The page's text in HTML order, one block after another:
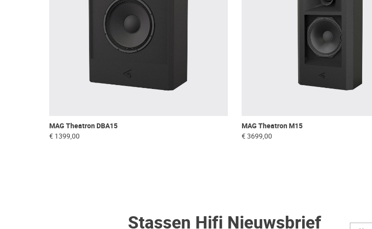
MAG Theatron DBA15
€ 1399,00
MAG Theatron M15
€ 3699,00
Stassen Hifi Nieuwsbrief